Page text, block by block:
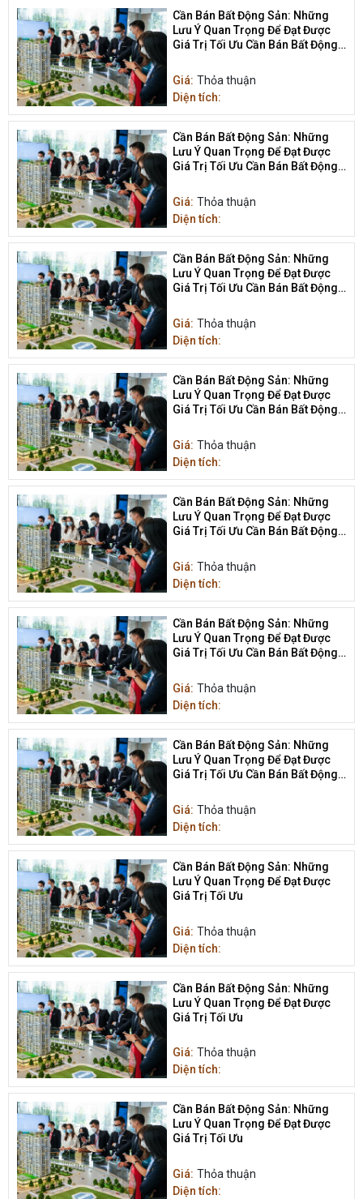
Cần Bán Bất Động Sản: Những
Lưu Ý Quan Trọng Để Đạt Được
Giá Trị Tối Ưu Cần Bán Bất Động
Giá: Thỏa thuận
Diện tích:
Cần Bán Bất Động Sản: Những
Lưu Ý Quan Trọng Để Đạt Được
Giá Trị Tối Ưu Cần Bán Bất Động
Giá: Thỏa thuận
Diện tích:
Cần Bán Bất Động Sản: Những
Lưu Ý Quan Trọng Để Đạt Được
Giá Trị Tối Ưu Cần Bán Bất Động
Giá: Thỏa thuận
Diện tích:
Cần Bán Bất Động Sản: Những
Lưu Ý Quan Trọng Để Đạt Được
Giá Trị Tối Ưu Cần Bán Bất Động
Giá: Thỏa thuận
Diện tích:
Cần Bán Bất Động Sản: Những
Lưu Ý Quan Trọng Để Đạt Được
Giá Trị Tối Ưu Cần Bán Bất Động
Giá: Thỏa thuận
Diện tích:
Cần Bán Bất Động Sản: Những
Lưu Ý Quan Trọng Để Đạt Được
Giá Trị Tối Ưu Cần Bán Bất Động
Giá: Thỏa thuận
Diện tích:
Cần Bán Bất Động Sản: Những
Lưu Ý Quan Trọng Để Đạt Được
Giá Trị Tối Ưu Cần Bán Bất Động
Giá: Thỏa thuận
Diện tích:
Cần Bán Bất Động Sản: Những
Lưu Ý Quan Trọng Để Đạt Được
Giá Trị Tối Ưu
Giá: Thỏa thuận
Diện tích:
Cần Bán Bất Động Sản: Những
Lưu Ý Quan Trọng Để Đạt Được
Giá Trị Tối Ưu
Giá: Thỏa thuận
Diện tích:
Cần Bán Bất Động Sản: Những
Lưu Ý Quan Trọng Để Đạt Được
Giá Trị Tối Ưu
Giá: Thỏa thuận
Diện tích: